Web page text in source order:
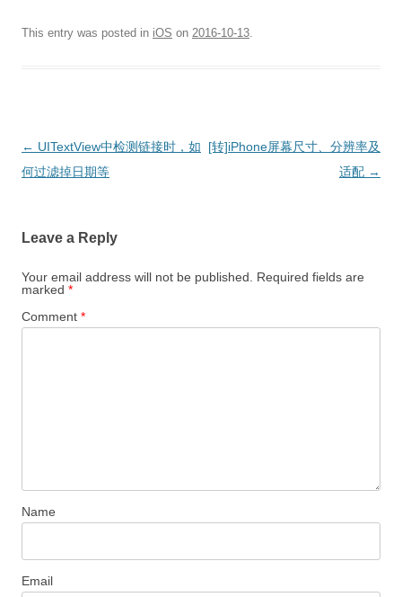
This entry was posted in iOS on 2016-10-13.
Post
navigation
← UITextView中检测链接时，如
何过滤掉日期等
[转]iPhone屏幕尺寸、分辨率及
适配 →
Leave a Reply
Your email address will not be published.
Required fields are
marked *
Comment *
Name
Email